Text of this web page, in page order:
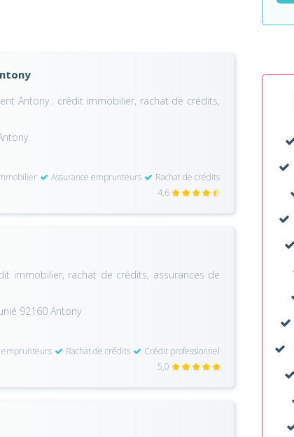
Antony : crédit immobilier, rachat de crédits,
Assurance emprunteurs
Rachat de crédits
4,6
immobilier, rachat de crédits, assurances de
92160 Antony
emprunteurs Rachat de crédits
Crédit professionnel
5,0